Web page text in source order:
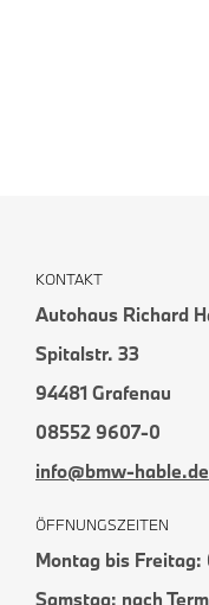
KONTAKT
Autohaus Richard
Spitalstr. 33
94481 Grafenau
08552 9607-0
info@bmw-hable.de
ÖFFNUNGSZEITEN
Montag bis
Samstag: nach